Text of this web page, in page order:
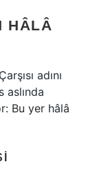
HÂLÂ
adını
aslında
Bu yer hâlâ